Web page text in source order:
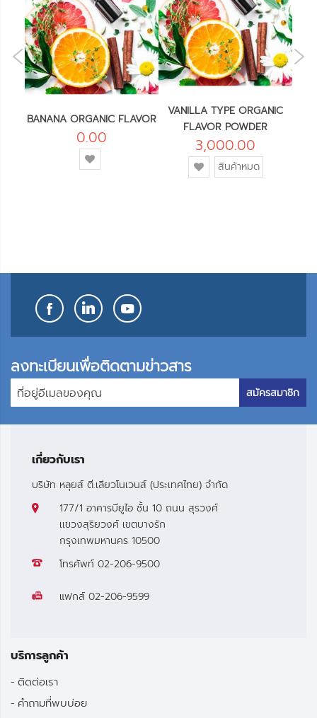
BANANA ORGANIC FLAVOR
0.00
เพิ่ม
VANILLA TYPE ORGANIC
FLAVOR POWDER
3,000.00
เพิ่มสินค้าหมด
ลงทะเบียนเพื่อติดตามข่าวสาร
สมัครสมาชิก
เกี่ยวกับเรา
บริษัท หลุยส์ ตี.เลียวโนเวนส์ (ประเทศไทย) จำกัด
177/1 อาคารบียูไอ ชั้น 10 ถนน สุรวงศ์
เเขวงสุริยวงศ์ เขตบางรัก
กรุงเทพมหานคร 10500
โทรศัพท์ 02-206-9500
แฟกส์ 02-206-9599
บริการลูกค้า
ติดต่อเรา
คำถามที่พบบ่อย